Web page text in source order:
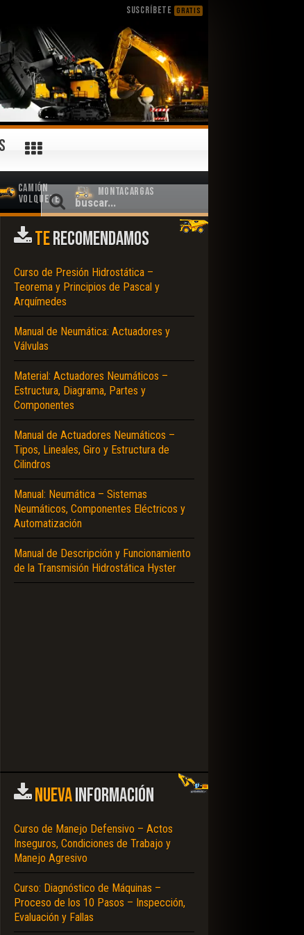
SUSCRÍBETE GRATIS
Camión
Volquete
Montacargas
NEUMÁTICA – APLICACIONES – ACCIONAMIENTO –
TERECOMENDAMOS
Curso de Presión Hidrostática –
Teorema y Principios de Pascal y
Arquímedes
Manual de Neumática: Actuadores y
Válvulas
Material: Actuadores Neumáticos –
Estructura, Diagrama, Partes y
Componentes
Manual de Actuadores Neumáticos –
Tipos, Lineales, Giro y Estructura de
Cilindros
Manual: Neumática – Sistemas
Neumáticos, Componentes Eléctricos y
Automatización
Manual de Descripción y Funcionamiento
de la Transmisión Hidrostática Hyster
NUEVAINFORMACIÓN
Curso de Manejo Defensivo – Actos
Inseguros, Condiciones de Trabajo y
Manejo Agresivo
Curso: Diagnóstico de Máquinas –
Proceso de los 10 Pasos – Inspección,
Evaluación y Fallas